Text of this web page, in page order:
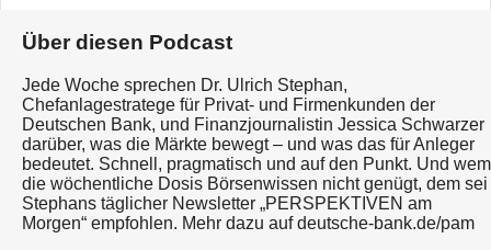
Über diesen Podcast
Jede Woche sprechen Dr. Ulrich Stephan,
Chefanlagestratege für Privat- und Firmenkunden der
Deutschen Bank, und Finanzjournalistin Jessica Schwarzer
darüber, was die Märkte bewegt – und was das für Anleger
bedeutet. Schnell, pragmatisch und auf den Punkt. Und wem
die wöchentliche Dosis Börsenwissen nicht genügt, dem sei
Stephans täglicher Newsletter „PERSPEKTIVEN am
Morgen“ empfohlen. Mehr dazu auf deutsche-bank.de/pam